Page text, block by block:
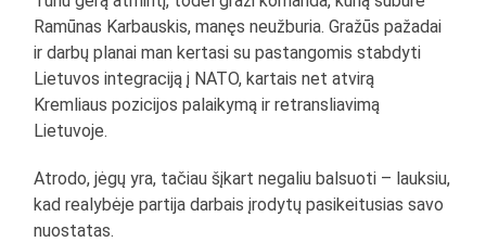
Ramūnas Karbauskis, manęs neužburia. Gražūs pažadai
ir darbų planai man kertasi su pastangomis stabdyti
Lietuvos integraciją į NATO, kartais net atvirą
Kremliaus pozicijos palaikymą ir retransliavimą
Lietuvoje.
Atrodo, jėgų yra, tačiau šįkart negaliu balsuoti – lauksiu,
kad realybėje partija darbais įrodytų pasikeitusias savo
nuostatas.